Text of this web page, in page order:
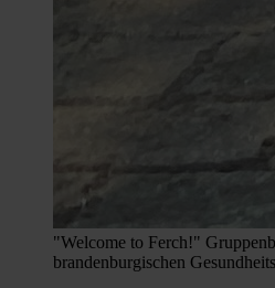
"Welcome to Ferch!"
brandenburgischen